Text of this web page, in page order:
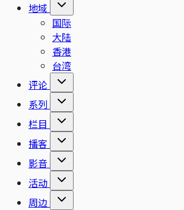
地域
国际
大陆
香港
台湾
评论
系列
栏目
播客
影音
活动
周边